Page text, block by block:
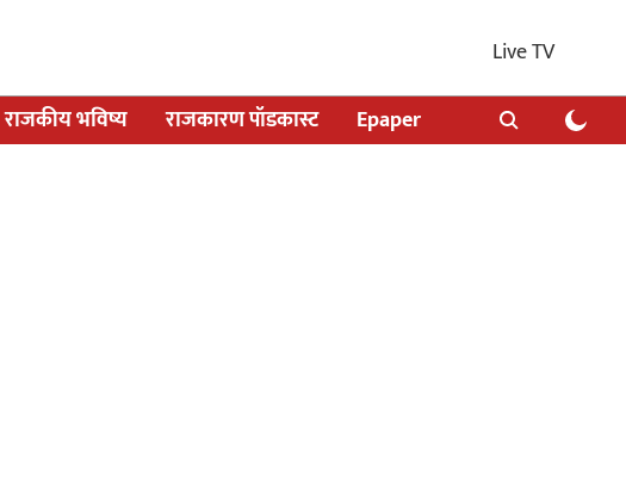
Live TV
राजकीय भविष्य राजकारण पॉडकास्ट Epaper